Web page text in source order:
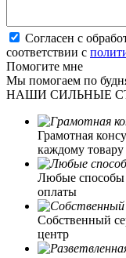
Согласен с
соответствии с
Помогите мне
Мы помогаем по
НАШИ СИЛЬНЫЕ
Грамотная
каждому товару
Любые способы
оплаты
Собственный
центр